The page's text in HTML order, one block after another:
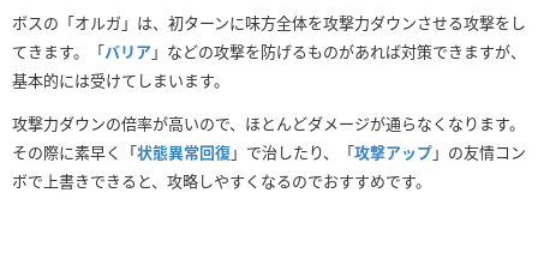
ボスの「オルガ」は、初ターンに味方全体を攻撃力ダウンさせる攻撃をし
てきます。「バリア」などの攻撃を防げるものがあれば対策できますが、
基本的には受けてしまいます。
攻撃力ダウンの倍率が高いので、ほとんどダメージが通らなくなります。
その際に素早く「状態異常回復」で治したり、「攻撃アップ」の友情コン
ボで上書きできると、攻略しやすくなるのでおすすめです。